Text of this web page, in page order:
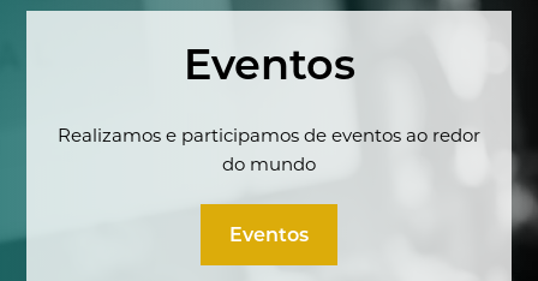
Eventos
Realizamos e participamos de eventos ao redor
do mundo
Eventos